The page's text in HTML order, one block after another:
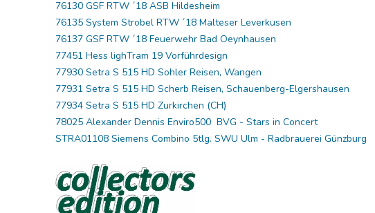
76130 GSF RTW ´18 ASB Hildesheim
76135 System Strobel RTW ´18 Malteser Leverkusen
76137 GSF RTW ´18 Feuerwehr Bad Oeynhausen
77451 Hess lighTram 19 Vorführdesign
77930 Setra S 515 HD Sohler Reisen, Wangen
77931 Setra S 515 HD Scherb Reisen, Schauenberg-Elgershausen
77934 Setra S 515 HD Zurkirchen (CH)
78025 Alexander Dennis Enviro500 BVG - Stars in Concert
STRA01108 Siemens Combino 5tlg. SWU Ulm - Radbrauerei Günzburg